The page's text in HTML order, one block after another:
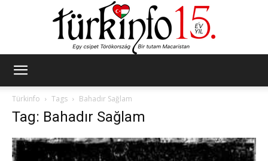
Türkinfo
Tags Bahadır Sağlam
Tag: Bahadır Sağlam